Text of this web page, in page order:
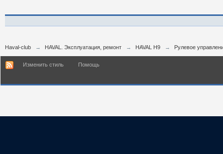
Haval-club → HAVAL. Эксплуатация, ремонт → HAVAL H9 → Рулевое
Изменить стиль Помощь